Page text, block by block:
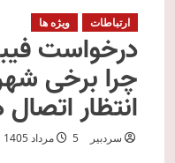
ارتباطات ویژه ها
درخواست
چرا برخی
انتظار
سردبیر 5 مرداد 1405